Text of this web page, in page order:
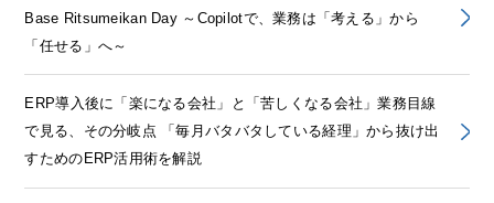
Base Ritsumeikan Day ～Copilotで、業務は「考える」から
「任せる」へ～
ERP導入後に「楽になる会社」と「苦しくなる会社」業務目線
で見る、その分岐点 「毎月バタバタしている経理」から抜け出
すためのERP活用術を解説